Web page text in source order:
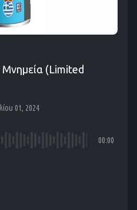
Μνημεία (Limited
01, 2024
00:00